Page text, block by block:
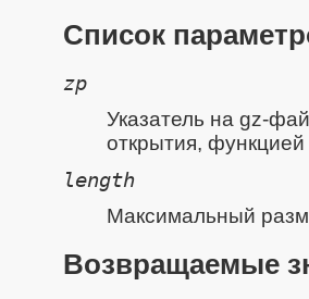
Список
zp
Указатель на gz-
открытия, функцией
length
Максимальный
Возвращаемые